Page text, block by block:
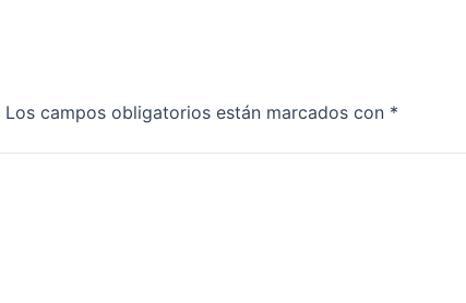
Los campos obligatorios están marcados con *